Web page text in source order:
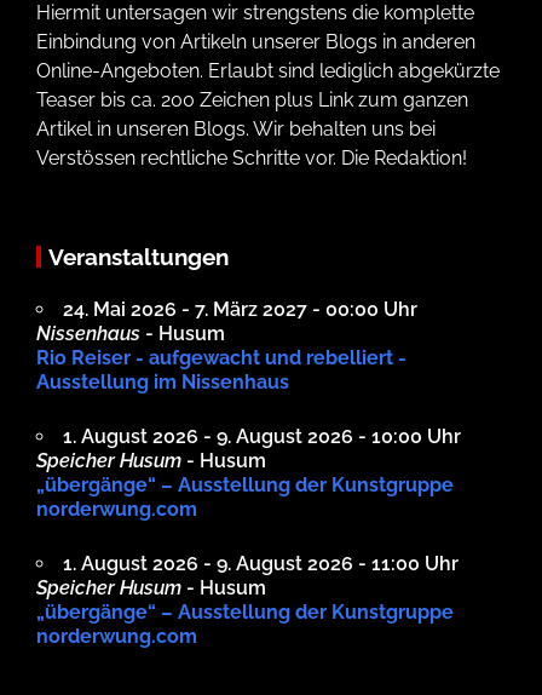
Hiermit untersagen wir strengstens die komplette
Einbindung von Artikeln unserer Blogs in anderen
Online-Angeboten. Erlaubt sind lediglich abgekürzte
Teaser bis ca. 200 Zeichen plus Link zum ganzen
Artikel in unseren Blogs. Wir behalten uns bei
Verstössen rechtliche Schritte vor. Die Redaktion!
Veranstaltungen
24. Mai 2026 - 7. März 2027 - 00:00 Uhr
Nissenhaus - Husum
Rio Reiser - aufgewacht und rebelliert -
Ausstellung im Nissenhaus
1. August 2026 - 9. August 2026 - 10:00 Uhr
Speicher Husum - Husum
„übergänge“ – Ausstellung der Kunstgruppe
norderwung.com
1. August 2026 - 9. August 2026 - 11:00 Uhr
Speicher Husum - Husum
„übergänge“ – Ausstellung der Kunstgruppe
norderwung.com